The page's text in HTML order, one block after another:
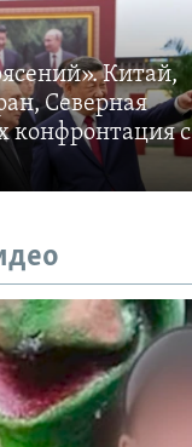
Китай,
Северная
конфронтация с